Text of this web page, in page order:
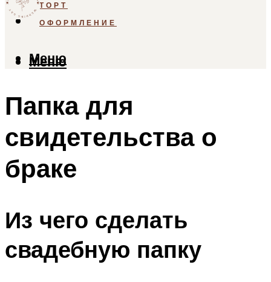
ТОРТ
ОФОРМЛЕНИЕ
Меню
Меню
Папка для
свидетельства о
браке
Из чего сделать
свадебную папку